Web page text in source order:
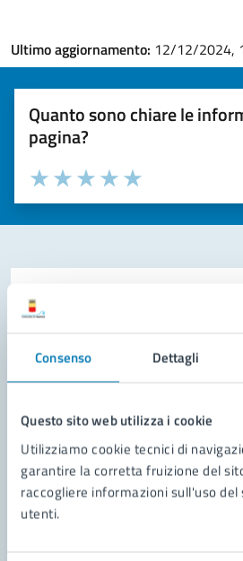
Consenso Dettagli
Questo sito web utilizza i cookie
Utilizziamo cookie tecnici di
garantire la corretta fruizione del
raccogliere informazioni sull'uso
utenti.
Ultimo aggiornamento: 12/12/2024,
Quanto sono chiare le
pagina?
Valuta la chiarezza delle informazioni (da
Seleziona il numero di stelle per
Valuta 5 stelle su 5
Valuta 4 stelle su 5
Valuta 3 stelle su 5
Valuta 2 stelle su 5
Valuta 1 stelle su 5
Contatta il comune
Prenota appuntamento
Problemi in città
Segnala disservizio